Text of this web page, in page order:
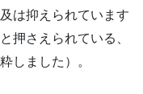
は抑えられています
押さえられている、
しました）。